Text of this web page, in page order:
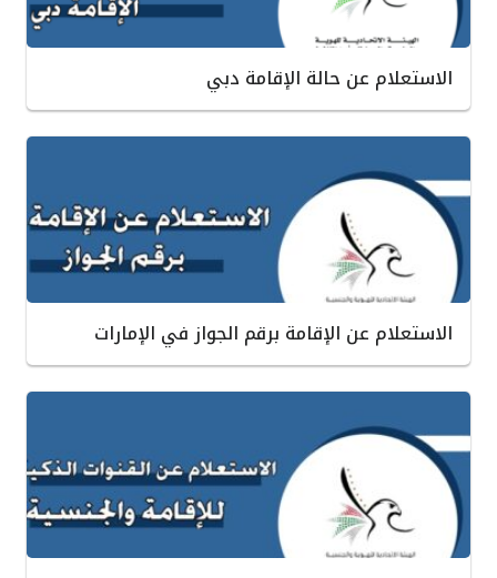
الاستعلام عن حالة الإقامة دبي
الاستعلام عن الإقامة برقم الجواز في الإمارات